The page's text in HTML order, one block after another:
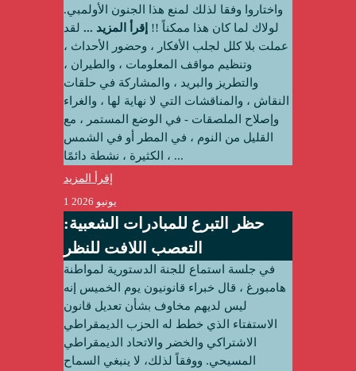
واختاروا وفقا لذلك لمنع هذا الجنون الأولمبي.
لولاك لما كان هذا ممكناً !! إقرأ المزيد ... لقد
عملت بلا كلل لجلب الأفكار ، وحضور الأحداث ،
وتنظيم مواقف المعلومات ، والطيران ،
والتطريز والبريد ، والمشاركة في حلقات
النقاش ، والمناقشات التي لا نهاية لها ، والغراء
وإصلاح الملصقات - في الوضع المستمر ، مع
القليل من النوم ، في المطر أو في الشمس
الكثيرة ، نشطة دائمًا ، ...
إقرأ المزيد
1 يونيو 2026
حظر التبرع للمبادرات الشعبية:
التعصب اللافت للنظر
في جلسة استماع للجنة الدستورية لمواطنة
هامبورغ ، قال خبراء قانونيون يوم الخميس إنه
ليس لديهم مخاوف بشأن تعديل قانون
الاستفتاء الذي خطط له الحزب الديمقراطي
الاشتراكي والخضر والاتحاد الديمقراطي
المسيحي. ووفقاً لذلك، لا ينبغي السماح